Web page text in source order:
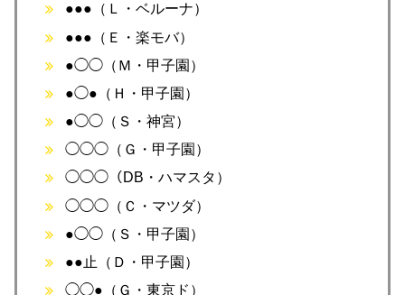
●●●（Ｌ・ベルーナ）
●●●（Ｅ・楽モバ）
●◯◯（Ｍ・甲子園）
●◯●（Ｈ・甲子園）
●◯◯（Ｓ・神宮）
◯◯◯（Ｇ・甲子園）
◯◯◯（DB・ハマスタ）
◯◯◯（Ｃ・マツダ）
●◯◯（Ｓ・甲子園）
●●止（Ｄ・甲子園）
◯◯●（Ｇ・東京ド）